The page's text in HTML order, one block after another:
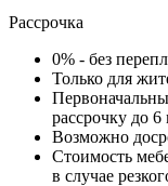
Рассрочка
0% - без
Только для
рассрочку до 6
Возможно
Стоимость
в случае